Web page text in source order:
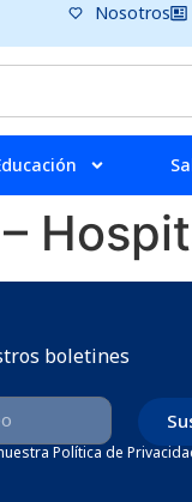
Nosotros
boletines
Política de